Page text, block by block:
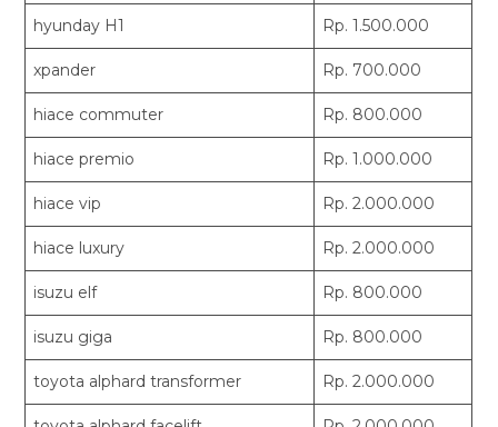
hyunday H1 Rp. 1.500.000
xpander Rp. 700.000
hiace commuter Rp. 800.000
hiace premio Rp. 1.000.000
hiace vip Rp. 2.000.000
hiace luxury Rp. 2.000.000
isuzu elf Rp. 800.000
isuzu giga Rp. 800.000
toyota alphard transformer Rp. 2.000.000